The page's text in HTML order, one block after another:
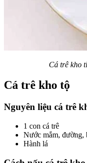
Cá trê kho
Cá trê kho tộ
Nguyên liệu cá trê
1 con cá trê
Nước mắm, đường,
Hành lá